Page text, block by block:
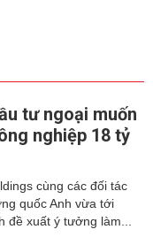
tư ngoại muốn
nghiệp 18 tỷ
cùng các đối tác
quốc Anh vừa tới
đề xuất ý tưởng làm...